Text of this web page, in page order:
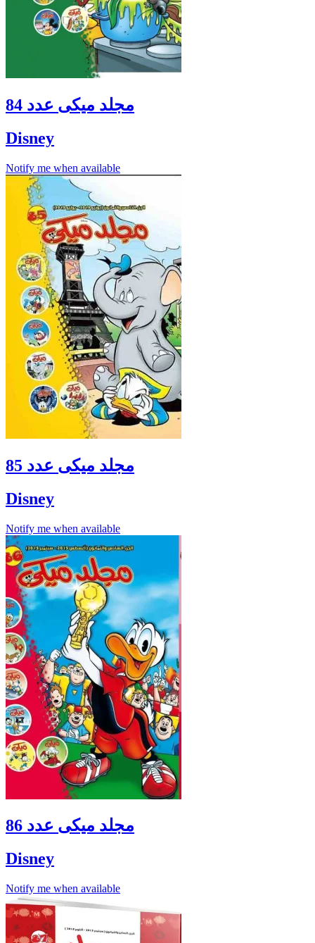
مجلد ميكى عدد 84
Disney
Notify me when available
مجلد ميكى عدد 85
Disney
Notify me when available
مجلد ميكى عدد 86
Disney
Notify me when available